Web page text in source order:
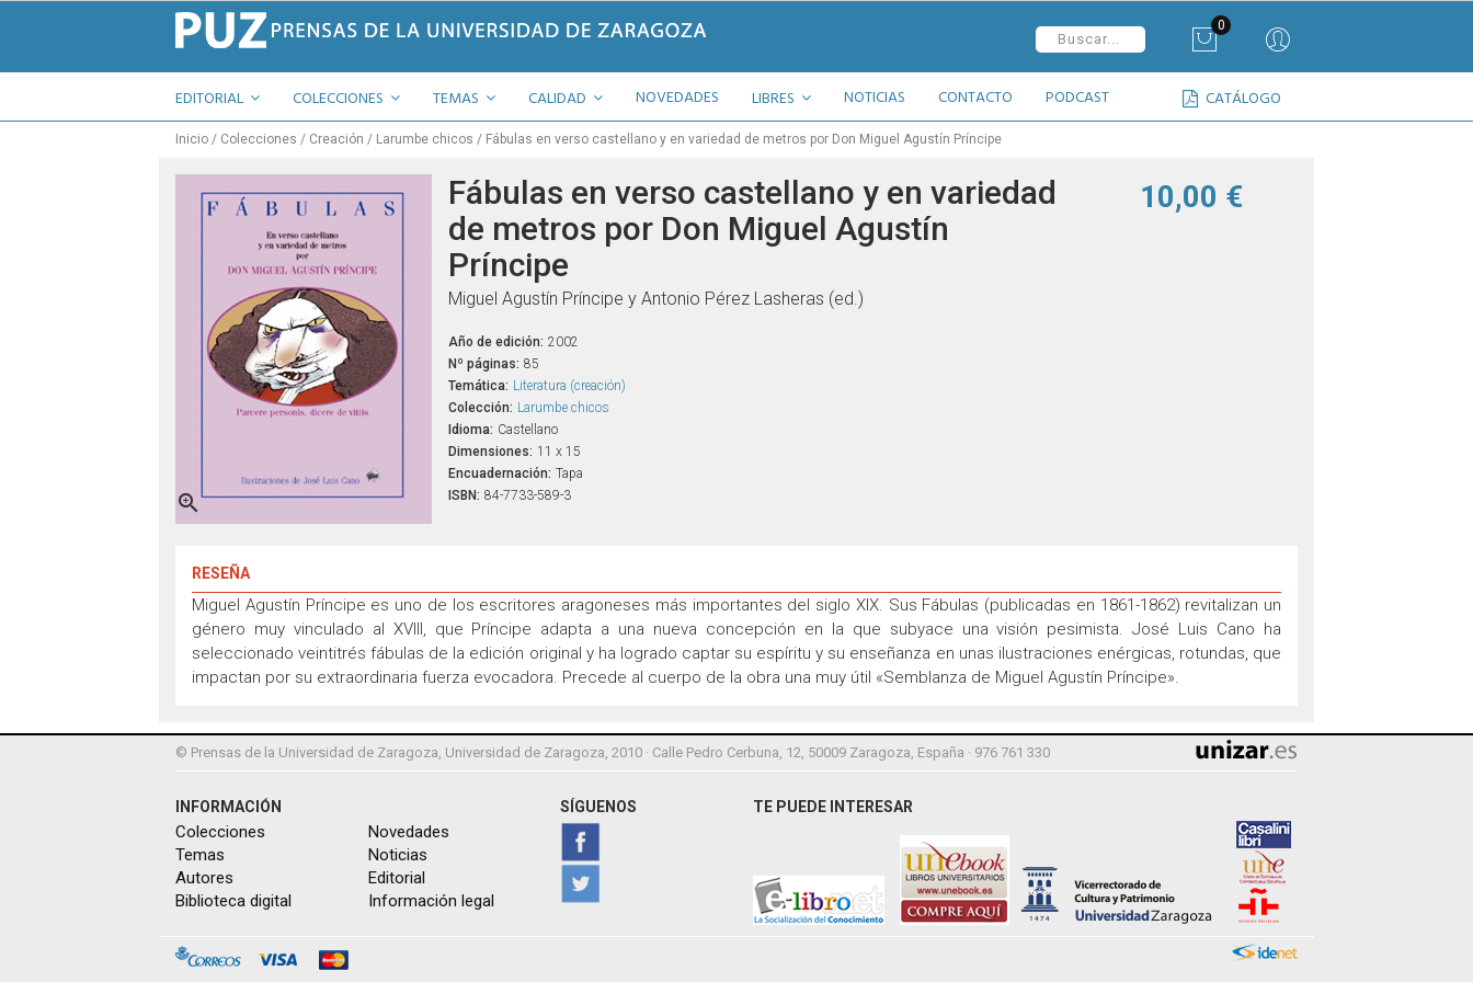
0
EDITORIAL COLECCIONES TEMAS CATÁLOGO
CALIDAD NOVEDADES LIBRES NOTICIAS CONTACTO PODCAST
Inicio Colecciones Creación Larumbe chicos Fábulas en verso castellano y en variedad de metros por Don Miguel Agustín Príncipe

Fábulas en verso castellano y en variedad
de metros por Don Miguel Agustín
Príncipe
Miguel Agustín Príncipe y Antonio Pérez Lasheras (ed.)
Año de edición: 2002
Nº páginas: 85
Temática: Literatura (creación)
Colección: Larumbe chicos
Idioma: Castellano
Dimensiones: 11 x 15
Encuadernación: Tapa
ISBN: 84-7733-589-3
10,00 €
RESEÑA
Miguel Agustín Príncipe es uno de los escritores aragoneses más importantes del siglo XIX. Sus Fábulas (publicadas en 1861-1862) revitalizan un
género muy vinculado al XVIII, que Príncipe adapta a una nueva concepción en la que subyace una visión pesimista. José Luis Cano ha
seleccionado veintitrés fábulas de la edición original y ha logrado captar su espíritu y su enseñanza en unas ilustraciones enérgicas, rotundas, que
impactan por su extraordinaria fuerza evocadora. Precede al cuerpo de la obra una muy útil «Semblanza de Miguel Agustín Príncipe».
© Prensas de la Universidad de Zaragoza, Universidad de Zaragoza, 2010 · Calle Pedro Cerbuna, 12, 50009 Zaragoza, España · 976 761 330
INFORMACIÓN
Colecciones
Temas
Autores
Biblioteca digital
Novedades
Noticias
Editorial
Información legal
SÍGUENOS TE PUEDE INTERESAR